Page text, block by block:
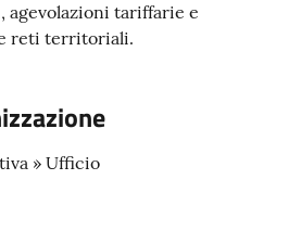
tariffarie e
reti territoriali.
» Ufficio